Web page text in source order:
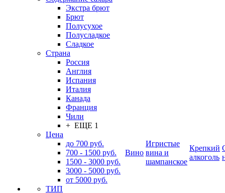
Экстра брют
Брют
Полусухое
Полусладкое
Сладкое
Страна
Россия
Англия
Испания
Италия
Канада
Франция
Чили
+ ЕЩЕ 1
Цена
до 700 руб.
700 - 1500 руб.
1500 - 3000 руб.
3000 - 5000 руб.
от 5000 руб.
ТИП
Вино
Игристые
вина и
шампанское
Крепкий
алкоголь